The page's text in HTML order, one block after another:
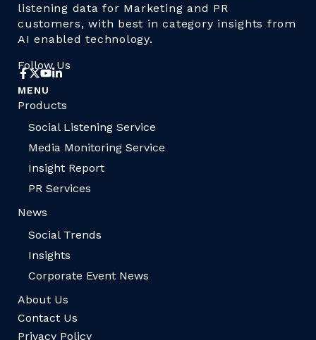
listening data for Marketing and PR
customers, with best in category insights from
AI enabled technology.
Follow Us
MENU
Products
Social Listening Service
Media Monitoring Service
Insight Report
PR Services
News
Social Trends
Insights
Corporate Event News
About Us
Contact Us
Privacy Policy